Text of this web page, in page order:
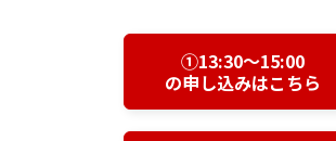
①13:30～15:00
の申し込みはこちら